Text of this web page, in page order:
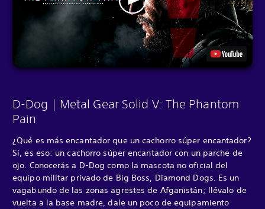
D-Dog | Metal Gear Solid V: The Phantom
Pain
¿Qué es más encantador que un cachorro súper encantador?
Sí, es eso: un cachorro súper encantador con un parche de
ojo. Conocerás a D-Dog como la mascota no oficial del
equipo militar privado de Big Boss, Diamond Dogs. Es un
vagabundo de las zonas agrestes de Afganistán; llévalo de
vuelta a la base madre, dale un poco de equipamiento